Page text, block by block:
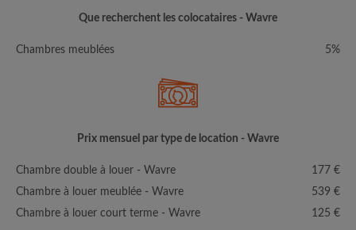
Que recherchent les colocataires - Wavre
Chambres meublées 5%
Prix mensuel par type de location - Wavre
Chambre double à louer - Wavre
177 €
Chambre à louer meublée - Wavre
539 €
Chambre à louer court terme - Wavre
125 €